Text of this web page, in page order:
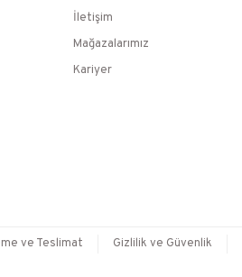
İletişim
Mağazalarımız
Kariyer
ve Teslimat Gizlilik ve Güvenlik